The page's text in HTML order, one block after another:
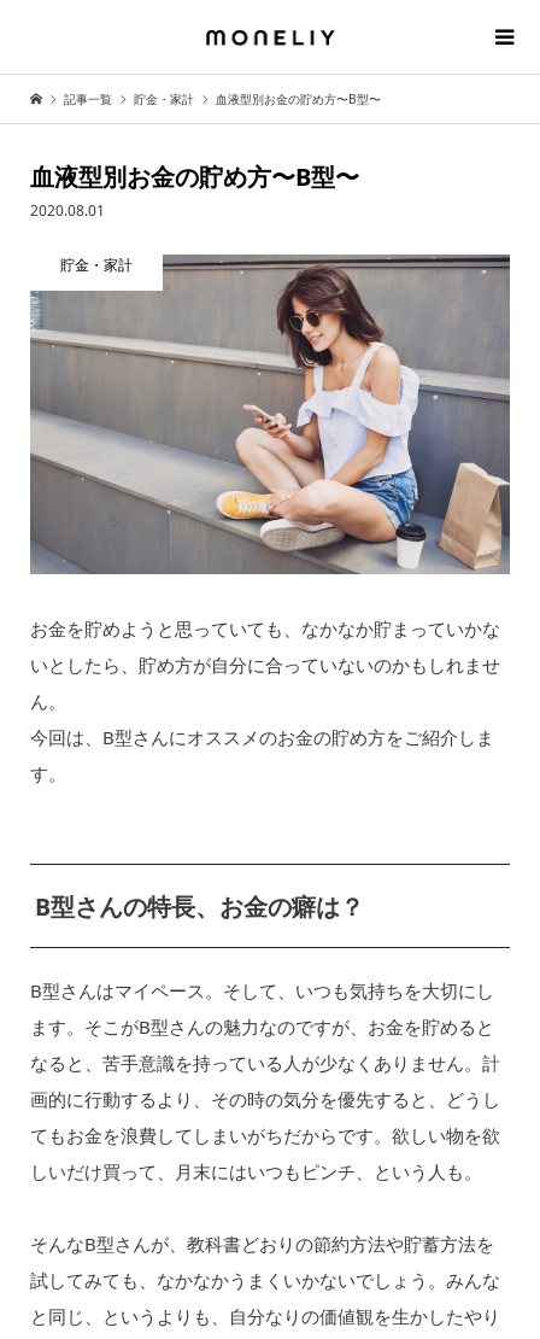
記事一覧 貯金・家計 血液型別お金の貯め方〜B型〜
血液型別お金の貯め方〜B型〜
2020.08.01
貯金・家計
お金を貯めようと思っていても、なかなか貯まっていかな
いとしたら、貯め方が自分に合っていないのかもしれませ
ん。
今回は、B型さんにオススメのお金の貯め方をご紹介しま
す。
B型さんの特長、お金の癖は？
B型さんはマイペース。そして、いつも気持ちを大切にし
ます。そこがB型さんの魅力なのですが、お金を貯めると
なると、苦手意識を持っている人が少なくありません。計
画的に行動するより、その時の気分を優先すると、どうし
てもお金を浪費してしまいがちだからです。欲しい物を欲
しいだけ買って、月末にはいつもピンチ、という人も。
そんなB型さんが、教科書どおりの節約方法や貯蓄方法を
試してみても、なかなかうまくいかないでしょう。みんな
と同じ、というよりも、自分なりの価値観を生かしたやり